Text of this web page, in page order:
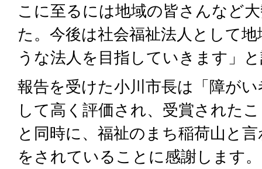
こに至るには地域の皆さんなど
た。今後は社会福祉法人として
うな法人を目指していきます」
報告を受けた小川市長は「障が
して高く評価され、受賞された
と同時に、福祉のまち稲荷山と
をされていることに感謝します